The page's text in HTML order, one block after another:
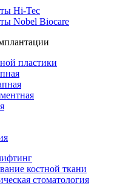
Hi-Tec
Nobel Biocare
пластики
костной ткани
стоматология